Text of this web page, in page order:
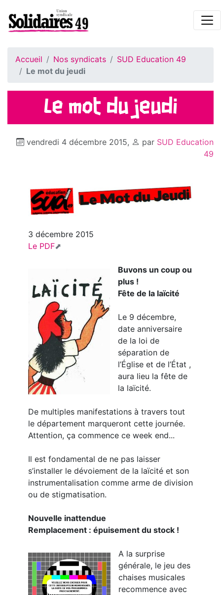
Accueil Nos syndicats
SUD Education 49
Le mot du jeudi
Le mot du jeudi
vendredi 4 décembre 2015, par SUD Education
49
3 décembre 2015
Le PDF
Buvons un coup ou
plus !
Fête de la laïcité
Le 9 décembre,
date anniversaire
de la loi de
séparation de
l’Église et de l’État ,
aura lieu la fête de
la laïcité.
De multiples manifestations à travers tout
le département marqueront cette journée.
Attention, ça commence ce week end...
Il est fondamental de ne pas laisser
s’installer le dévoiement de la laïcité et son
instrumentalisation comme arme de division
ou de stigmatisation.
Nouvelle inattendue
Remplacement : épuisement du stock !
A la surprise
générale, le jeu des
chaises musicales
recommence avec